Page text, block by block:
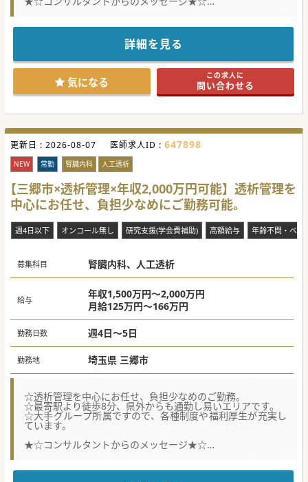
地域に根差した医療を提供する総合病院です。診療体制強化
最寄り駅は県内外からのアクセスも良く、駅からは徒歩数
分、インターも近く通勤のし易さもポイントです。
大手グループならではの充実した福利厚生も魅力的です。
ご興味をお持ちの方は、まずはお気軽にお問合せください。
#秋入職可
詳細を見る
気になる この求人に
問い合わせる
更新日 : 2026-08-07 医師求人ID : 647898
NEW 常勤 腎臓内科 人工透析
【三郷市×透析管理×年収2,000万円可能】透析管理を
中心にお任せ、負担少なめにご勤務可能。
週4日以下 オンコール無し 研究支援(学会費補助) 高額給与 年齢不問・ベテ
募集科目 腎臓内科、人工透析
給与
年収1,500万円～2,000万円
月給125万円～166万円
勤務日数 週4日～5日
勤務地 埼玉県 三郷市
☆透析管理を中心にお任せ、負担少なめのご勤務。
☆最寄駅より徒歩8分、県外からも通勤し易いエリアです。
☆大手グループ所属ですので、各種制度や福利厚生が充実し
ています。
★☆コンサルタントからのメッセージ★☆
地域に根差した医療を提供する総合病院です。診療体制強化
最寄り駅は県内外からのアクセスも良く、駅からは徒歩数